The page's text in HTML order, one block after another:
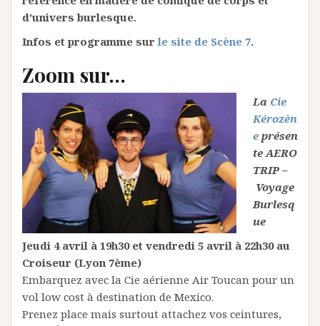
d’univers burlesque.
Infos et programme surle site de Scène 7.
Zoom sur…
La Cie
Kérozèn
eprésen
te AERO
TRIP –
Voyage
Burlesq
ue
Jeudi 4 avril à 19h30 et vendredi 5 avril à 22h30 au
Croiseur (Lyon 7ème)
Embarquez avec la Cie aérienne Air Toucan pour un
vol low cost à destination de Mexico.
Prenez place mais surtout attachez vos ceintures,